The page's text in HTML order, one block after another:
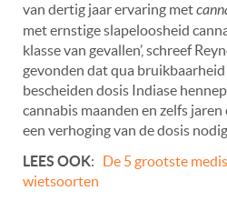
van dertig jaar ervaring met
met ernstige slapeloosheid
klasse van gevallen’, schreef
gevonden dat qua
bescheiden dosis Indiase
cannabis maanden en zelfs
een verhoging van de dosis
LEES OOK: De 5 grootste
wietsoorten